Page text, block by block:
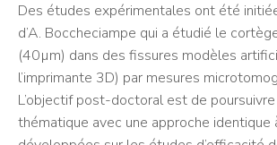
Des études expérimentales ont été
d’A. Boccheciampe qui a étudié le
(40µm) dans des fissures modèles
l’imprimante 3D) par mesures
L’objectif post-doctoral est de
thématique avec une approche identique